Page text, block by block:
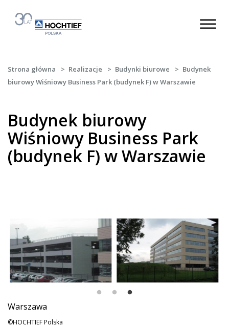
Strona główna > Realizacje > Budynki biurowe > Budynek
biurowy Wiśniowy Business Park (budynek F) w Warszawie
Budynek biurowy
Wiśniowy Business Park
(budynek F) w Warszawie
Warszawa
©HOCHTIEF Polska